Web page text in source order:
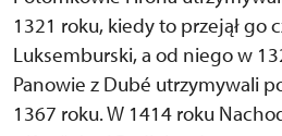
1321 roku, kiedy to przejął go
Luksemburski, a od niego w
Panowie z Dubé utrzymywali
1367 roku. W 1414 roku